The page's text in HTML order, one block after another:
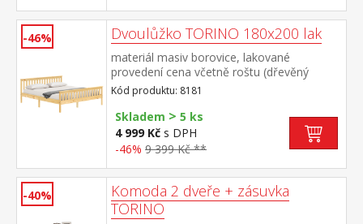
-46% Dvoulůžko TORINO 180x200 lak
materiál masiv borovice, lakované
provedení cena včetně roštu (dřevěný
laťkový) bez matrace doporučený rozměr
matrace 180 × 200 cm nebo 2 kusy 90 ×
200 cm
Kód produktu: 8181
Skladem > 5 ks
4 999 Kč s DPH
-46% 9 399 Kč **
-40%
Komoda 2 dveře + zásuvka
TORINO